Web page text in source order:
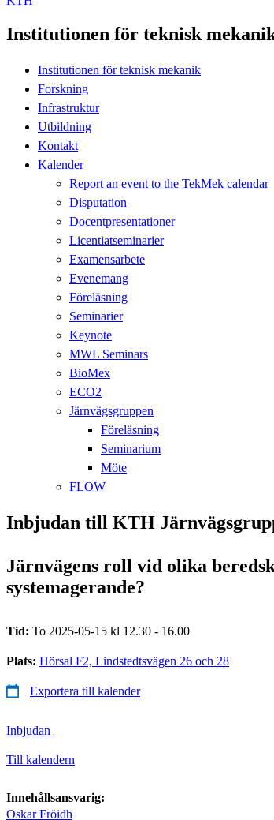
Institutionen för teknisk
Institutionen för teknisk mekanik
Forskning
Infrastruktur
Utbildning
Kontakt
Kalender
Report an event to the TekMek calendar
Disputation
Docentpresentationer
Licentiatseminarier
Examensarbete
Evenemang
Föreläsning
Seminarier
Keynote
MWL Seminars
BioMex
ECO2
Järnvägsgruppen
Föreläsning
Seminarium
Möte
FLOW
Inbjudan till KTH
Järnvägens roll vid olika
systemagerande?
Tid: To 2025-05-15 kl 12.30 - 16.00
Plats: Hörsal F2, Lindstedtsvägen 26 och 28
Exportera till kalender
Inbjudan
Till kalendern
Innehållsansvarig:
Oskar Fröidh